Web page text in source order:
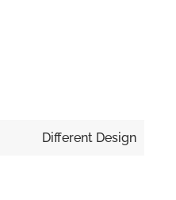
Different Design